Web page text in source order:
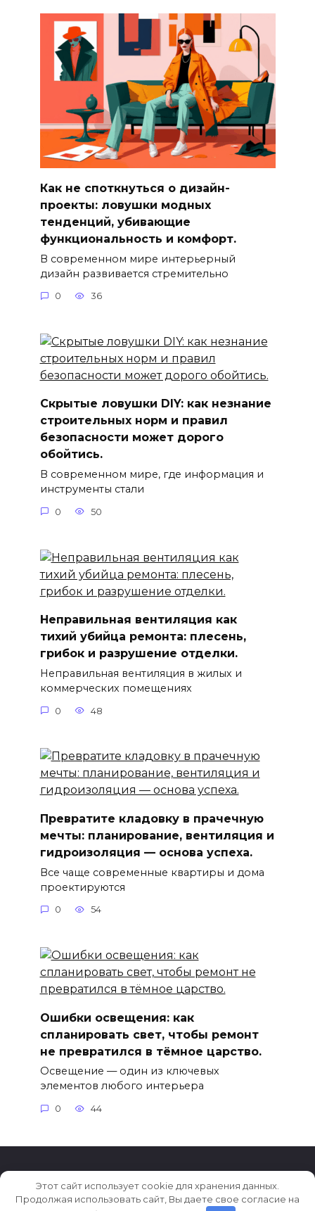
Как не споткнуться о дизайн-
проекты: ловушки модных
тенденций, убивающие
функциональность и комфорт.
В современном мире интерьерный
дизайн развивается стремительно
0 36
Скрытые ловушки DIY: как незнание
строительных норм и правил
безопасности может дорого
обойтись.
В современном мире, где информация и
инструменты стали
0 50
Неправильная вентиляция как
тихий убийца ремонта: плесень,
грибок и разрушение отделки.
Неправильная вентиляция в жилых и
коммерческих помещениях
0 48
Превратите кладовку в прачечную
мечты: планирование, вентиляция и
гидроизоляция — основа успеха.
Все чаще современные квартиры и дома
проектируются
0 54
Ошибки освещения: как
спланировать свет, чтобы ремонт
не превратился в тёмное царство.
Освещение — один из ключевых
элементов любого интерьера
0 44
© 2026 Тренды в дизайне
Этот сайт использует cookie для хранения данных.
Продолжая использовать сайт, Вы даете свое согласие на